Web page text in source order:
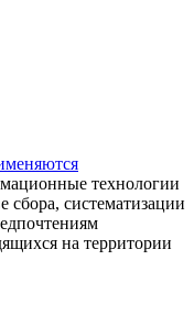
технологии
сбора, систематизации
на территории